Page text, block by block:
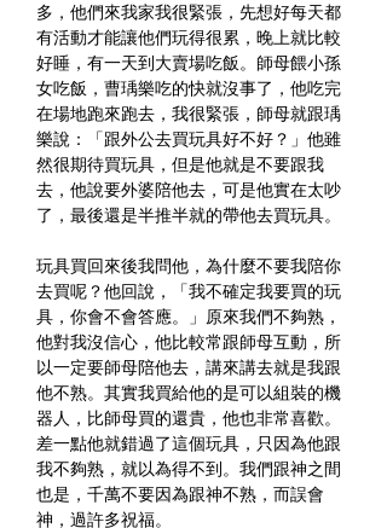
多，他們來我家我很緊張，先想好每天都
有活動才能讓他們玩得很累，晚上就比較
好睡，有一天到大賣場吃飯。師母餵小孫
女吃飯，曹瑀樂吃的快就沒事了，他吃完
在場地跑來跑去，我很緊張，師母就跟瑀
樂說：「跟外公去買玩具好不好？」他雖
然很期待買玩具，但是他就是不要跟我
去，他說要外婆陪他去，可是他實在太吵
了，最後還是半推半就的帶他去買玩具。
玩具買回來後我問他，為什麼不要我陪你
去買呢？他回說，「我不確定我要買的玩
具，你會不會答應。」原來我們不夠熟，
他對我沒信心，他比較常跟師母互動，所
以一定要師母陪他去，講來講去就是我跟
他不熟。其實我買給他的是可以組裝的機
器人，比師母買的還貴，他也非常喜歡。
差一點他就錯過了這個玩具，只因為他跟
我不夠熟，就以為得不到。我們跟神之間
也是，千萬不要因為跟神不熟，而誤會
神，過許多祝福。